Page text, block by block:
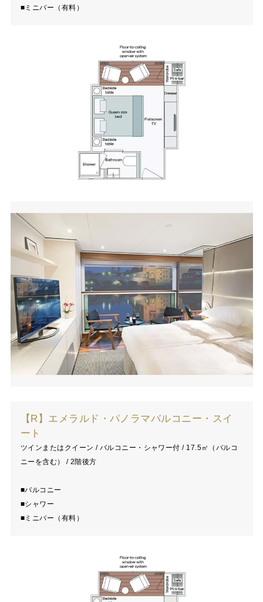
■ミニバー（有料）
【R】エメラルド・パノラマバルコニー・スイ
ート
ツインまたはクイーン / バルコニー・シャワー付 / 17.5㎡（バルコ
ニーを含む） / 2階後方
■バルコニー
■シャワー
■ミニバー（有料）